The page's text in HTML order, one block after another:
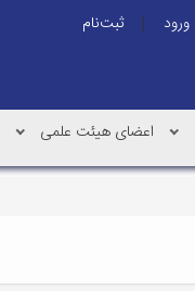
ورود |
ثبت‌نام
اعضای هیئت علمی